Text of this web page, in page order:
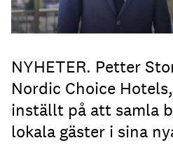
NYHETER. Petter
Nordic Choice
inställt på att samla
lokala gäster i sina